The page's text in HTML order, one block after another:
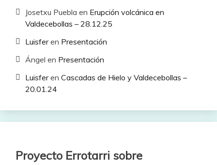
Josetxu Puebla en Erupción volcánica en
Valdecebollas – 28.12.25
Luisferen Presentación
Ángel en Presentación
Luisferen Cascadas de Hielo y Valdecebollas –
20.01.24
Proyecto Errotarri sobre